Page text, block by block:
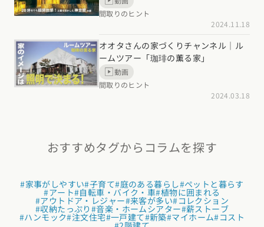
間取りのヒント
2024.11.18
オオタさんの家づくりチャンネル｜ル
ームツアー「珈琲の薫る家」
動画
間取りのヒント
2024.03.18
おすすめタグからコラムを探す
#家事がしやすい#子育て#庭のある暮らし#ペットと暮らす
#アート#自転車・バイク・車#植物に囲まれる
#アウトドア・レジャー#来客が多い#コレクション
#収納たっぷり #音楽・ホームシアター#薪ストーブ
#ハンモック#注文住宅#一戸建て#新築#マイホーム#コスト